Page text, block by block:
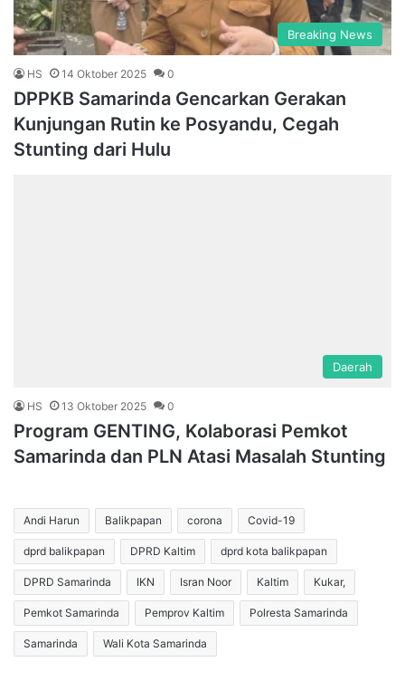
Breaking News
HS 14 Oktober 2025 0
DPPKB Samarinda Gencarkan Gerakan
Kunjungan Rutin ke Posyandu, Cegah
Stunting dari Hulu
Daerah
HS 13 Oktober 2025 0
Program GENTING, Kolaborasi Pemkot
Samarinda dan PLN Atasi Masalah Stunting
Andi Harun Balikpapan corona Covid-19
dprd balikpapan DPRD Kaltim dprd kota balikpapan
DPRD Samarinda IKN Isran Noor Kaltim Kukar,
Pemkot Samarinda Pemprov Kaltim Polresta Samarinda
Samarinda Wali Kota Samarinda